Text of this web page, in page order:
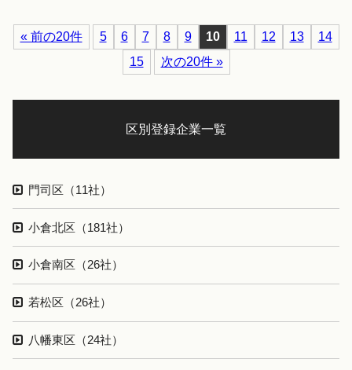
« 前の20件 5 6 7 8 9 10 11 12 13
14
15
次の20件 »
区別登録企業一覧
門司区（11社）
小倉北区（181社）
小倉南区（26社）
若松区（26社）
八幡東区（24社）